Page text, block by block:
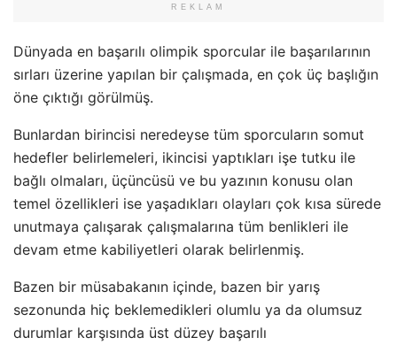
REKLAM
Dünyada en başarılı olimpik sporcular ile başarılarının
sırları üzerine yapılan bir çalışmada, en çok üç başlığın
öne çıktığı görülmüş.
Bunlardan birincisi neredeyse tüm sporcuların somut
hedefler belirlemeleri, ikincisi yaptıkları işe tutku ile
bağlı olmaları, üçüncüsü ve bu yazının konusu olan
temel özellikleri ise yaşadıkları olayları çok kısa sürede
unutmaya çalışarak çalışmalarına tüm benlikleri ile
devam etme kabiliyetleri olarak belirlenmiş.
Bazen bir müsabakanın içinde, bazen bir yarış
sezonunda hiç beklemedikleri olumlu ya da olumsuz
durumlar karşısında üst düzey başarılı